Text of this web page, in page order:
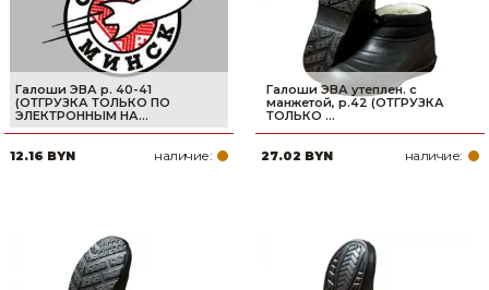
Галоши ЭВА р. 40-41
(ОТГРУЗКА ТОЛЬКО ПО
ЭЛЕКТРОННЫМ НА...
12.16 BYN наличие:
Галоши ЭВА утеплен. с
манжетой, р.42 (ОТГРУЗКА
ТОЛЬКО ...
27.02 BYN наличие: